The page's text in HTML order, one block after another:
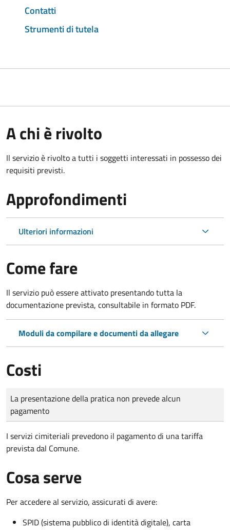
Contatti
Strumenti di tutela
A chi è rivolto
Il servizio è rivolto a tutti i soggetti interessati in possesso dei
requisiti previsti.
Approfondimenti
Ulteriori informazioni
Come fare
Il servizio può essere attivato presentando tutta la
documentazione prevista, consultabile in formato PDF.
Moduli da compilare e documenti da allegare
Costi
Tipo di pagamento
Importo
La presentazione della pratica non prevede alcun
pagamento
I servizi cimiteriali prevedono il pagamento di una tariffa
prevista dal Comune.
Cosa serve
Per accedere al servizio, assicurati di avere:
SPID (sistema pubblico di identità digitale), carta